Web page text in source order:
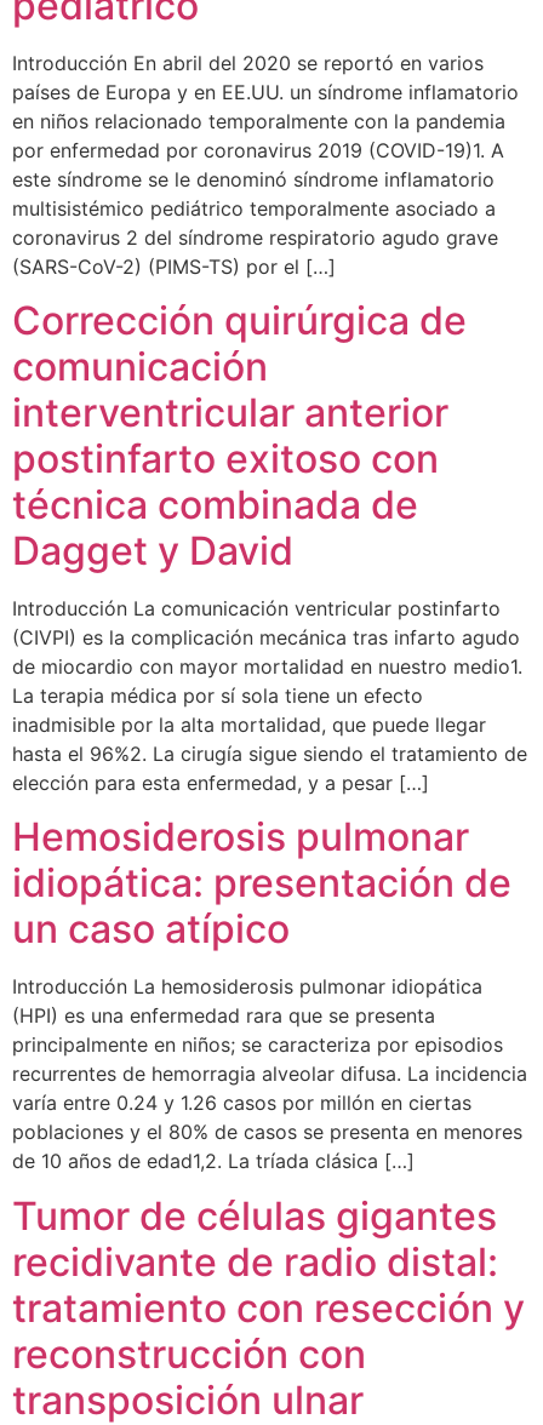
Introducción En abril del 2020 se reportó en varios
países de Europa y en EE.UU. un síndrome inflamatorio
en niños relacionado temporalmente con la pandemia
por enfermedad por coronavirus 2019 (COVID-19)1. A
este síndrome se le denominó síndrome inflamatorio
multisistémico pediátrico temporalmente asociado a
coronavirus 2 del síndrome respiratorio agudo grave
(SARS-CoV-2) (PIMS-TS) por el […]
Corrección quirúrgica de
comunicación
interventricular anterior
postinfarto exitoso con
técnica combinada de
Dagget y David
Introducción La comunicación ventricular postinfarto
(CIVPI) es la complicación mecánica tras infarto agudo
de miocardio con mayor mortalidad en nuestro medio1.
La terapia médica por sí sola tiene un efecto
inadmisible por la alta mortalidad, que puede llegar
hasta el 96%2. La cirugía sigue siendo el tratamiento de
elección para esta enfermedad, y a pesar […]
Hemosiderosis pulmonar
idiopática: presentación de
un caso atípico
Introducción La hemosiderosis pulmonar idiopática
(HPI) es una enfermedad rara que se presenta
principalmente en niños; se caracteriza por episodios
recurrentes de hemorragia alveolar difusa. La incidencia
varía entre 0.24 y 1.26 casos por millón en ciertas
poblaciones y el 80% de casos se presenta en menores
de 10 años de edad1,2. La tríada clásica […]
Tumor de células gigantes
recidivante de radio distal:
tratamiento con resección y
reconstrucción con
transposición ulnar